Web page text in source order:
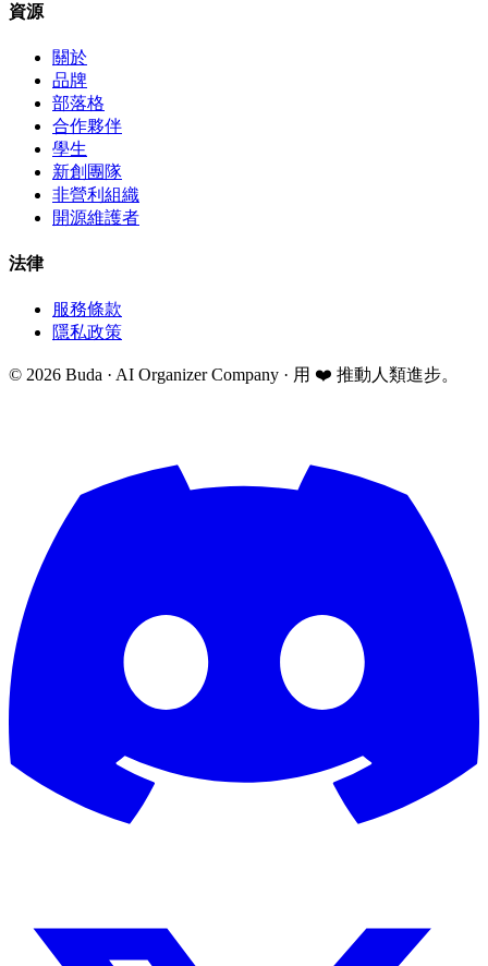
資源
關於
品牌
部落格
合作夥伴
學生
新創團隊
非營利組織
開源維護者
法律
服務條款
隱私政策
© 2026 Buda · AI Organizer Company · 用 ❤️ 推動人類進步。